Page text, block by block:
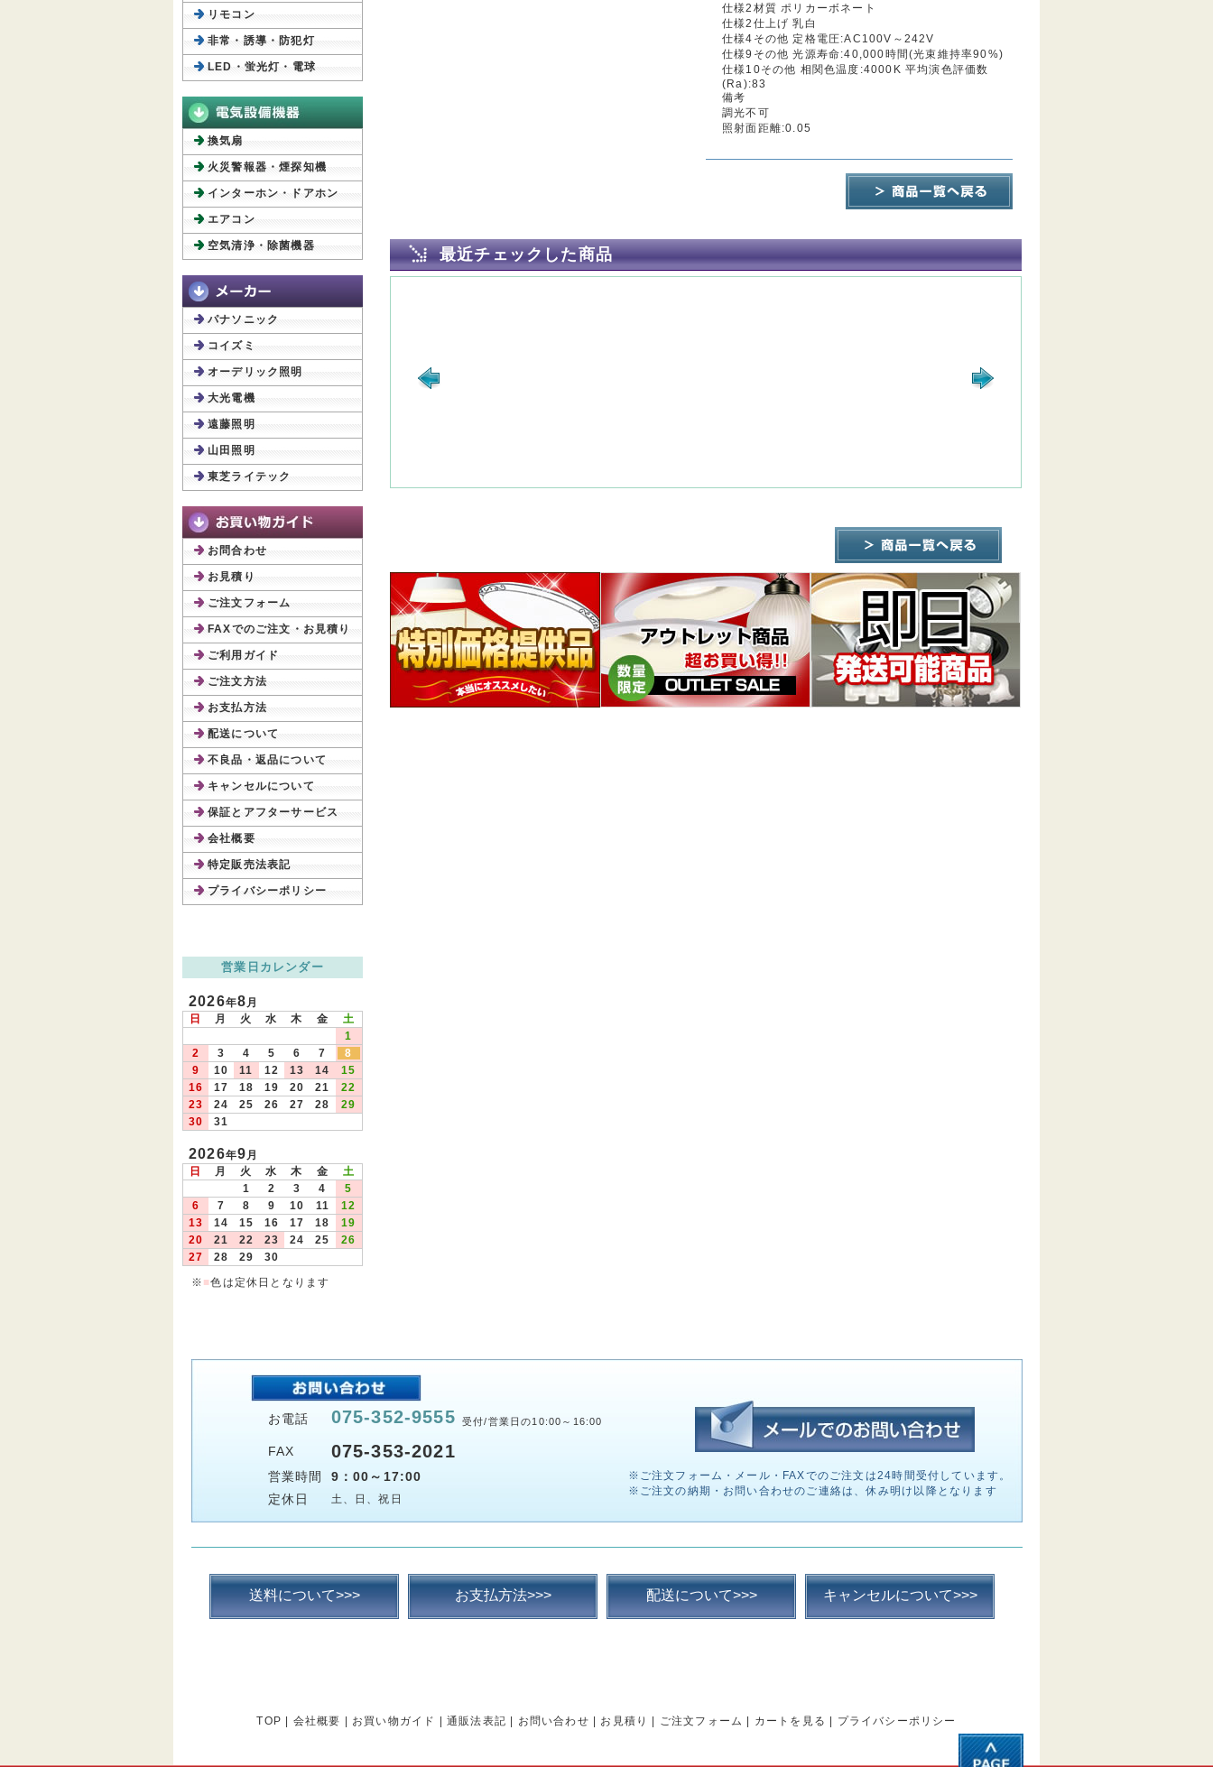
仕様2材質 ポリカーボネート
仕様2仕上げ 乳白
仕様4その他 定格電圧:AC100V～242V
仕様9その他 光源寿命:40,000時間(光束維持率90%)
仕様10その他 相関色温度:4000K 平均演色評価数
(Ra):83
備考
調光不可
照射面距離:0.05
最近チェックした商品
リモコン
非常・誘導・防犯灯
LED・蛍光灯・電球
換気扇
火災警報器・煙探知機
インターホン・ドアホン
エアコン
空気清浄・除菌機器
パナソニック
コイズミ
オーデリック照明
大光電機
遠藤照明
山田照明
東芝ライテック
お問合わせ
お見積り
ご注文フォーム
FAXでのご注文・お見積り
ご利用ガイド
ご注文方法
お支払方法
配送について
不良品・返品について
キャンセルについて
保証とアフターサービス
会社概要
特定販売法表記
プライバシーポリシー
営業日カレンダー
2026年8月
日
月 火 水 木 金
土
1
2
3 4 5 6 7
8
9
10 11 12 13 14
15
16
17 18 19 20 21
22
23
24 25 26 27 28
29
30
31
2026年9月
日
月 火 水 木 金
土
1
2 3 4
5
6
7 8 9 10 11
12
13
14 15 16 17 18
19
20
21 22 23 24 25
26
27
28 29
30
※ ■色は定休日となります
お電話 075-352-9555 受付/営業日の10:00～16:00
FAX 075-353-2021
営業時間
9：00～17:00
定休日
土、日、祝日
※ご注文フォーム・メール・FAXでのご注文は24時間受付しています。
※ご注文の納期・お問い合わせのご連絡は、休み明け以降となります
送料について>>> お支払方法>>> 配送について>>> キャンセルについて>>>
TOP 会社概要 お買い物ガイド 通販法表記 お問い合わせ お見積り ご注文フォーム カートを見る プライバシーポリシー